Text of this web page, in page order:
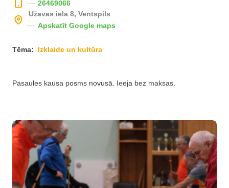
26469066
Užavas iela 8, Ventspils
Apskatīt Google maps
Tēma: Izklaide un kultūra
Pasaules kausa posms novusā. Ieeja bez maksas.